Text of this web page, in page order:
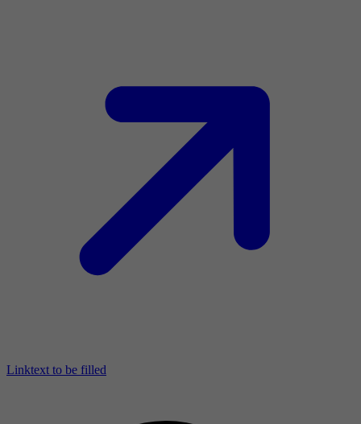
Linktext to be filled